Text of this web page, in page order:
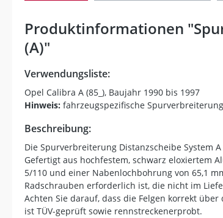
Produktinformationen
(A)"
Verwendungsliste:
Opel Calibra A (85_), Baujahr 1990 bis 1997
Hinweis: fahrzeugspezifische
Beschreibung:
Die Spurverbreiterung Distanzscheibe System
Gefertigt aus hochfestem, schwarz eloxiertem
5/110 und einer Nabenlochbohrung von 65,1
Radschrauben erforderlich ist, die nicht im
Achten Sie darauf, dass die Felgen korrekt
ist TÜV-geprüft sowie rennstreckenerprobt.